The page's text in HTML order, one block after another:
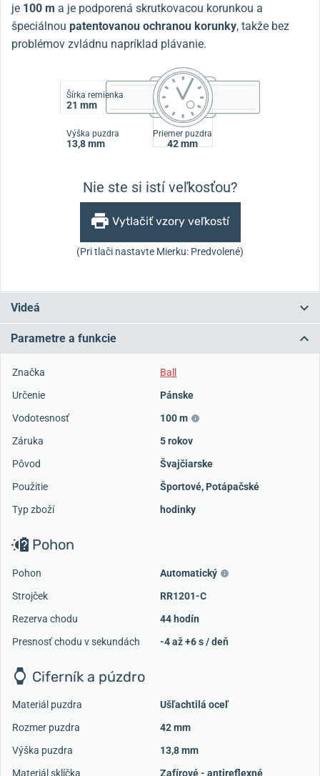
je 100 m a je podporená skrutkovacou korunkou a
špeciálnou patentovanou ochranou korunky, takže bez
problémov zvládnu napríklad plávanie.
Šírka remienka
21 mm
Výška puzdra
13,8 mm
Priemer puzdra
42 mm
Nie ste si istí veľkosťou?
Vytlačiť vzory veľkostí
(Pri tlači nastavte Mierku: Predvolené)
Videá
Parametre a funkcie
Značka
Ball
Určenie
Pánske
Vodotesnosť
100 m
Záruka
5 rokov
Pôvod
Švajčiarske
Použitie
Športové, Potápačské
Typ zboží
hodinky
Pohon
Pohon
Automatický
Strojček
RR1201-C
Rezerva chodu
44 hodín
Presnosť chodu v sekundách
-4 až +6 s / deň
Ciferník a púzdro
Materiál puzdra
Ušľachtilá oceľ
Rozmer puzdra
42 mm
Výška puzdra
13,8 mm
Materiál sklíčka
Zafírové - antireflexné